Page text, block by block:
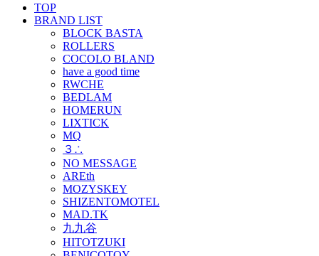
TOP
BRAND LIST
BLOCK BASTA
ROLLERS
COCOLO BLAND
have a good time
RWCHE
BEDLAM
HOMERUN
LIXTICK
MQ
３∴
NO MESSAGE
AREth
MOZYSKEY
SHIZENTOMOTEL
MAD.TK
九九谷
HITOTZUKI